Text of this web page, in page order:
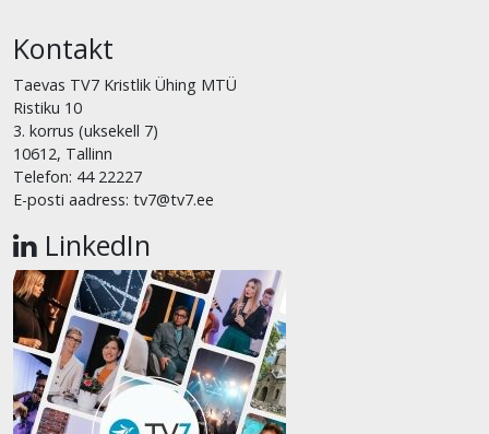
Kontakt
Taevas TV7 Kristlik Ühing MTÜ
Ristiku 10
3. korrus (uksekell 7)
10612, Tallinn
Telefon: 44 22227
E-posti aadress: tv7@tv7.ee
LinkedIn